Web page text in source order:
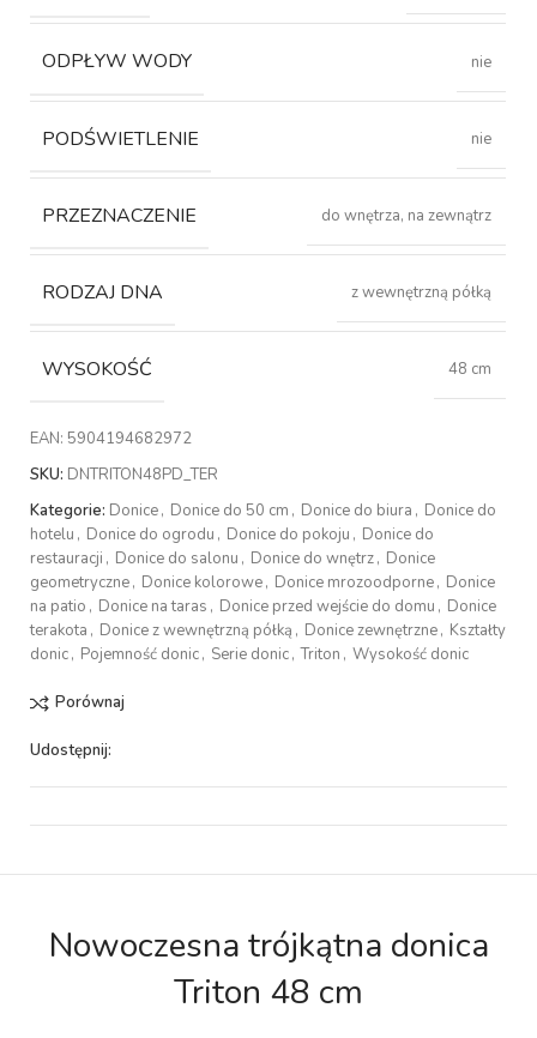
ODPŁYW WODY nie
PODŚWIETLENIE nie
PRZEZNACZENIE do wnętrza, na zewnątrz
RODZAJ DNA z wewnętrzną półką
WYSOKOŚĆ 48 cm
EAN: 5904194682972
SKU: DNTRITON48PD_TER
Kategorie: Donice, Donice do 50 cm , Donice do biura , Donice do
hotelu , Donice do ogrodu , Donice do pokoju , Donice do
restauracji , Donice do salonu , Donice do wnętrz, Donice
geometryczne, Donice kolorowe, Donice mrozoodporne, Donice
na patio , Donice na taras , Donice przed wejście do domu , Donice
terakota , Donice z wewnętrzną półką , Donice zewnętrzne, Kształty
donic, Pojemność donic, Serie donic, Triton , Wysokość donic
Porównaj
Udostępnij:
Nowoczesna trójkątna donica
Triton 48 cm